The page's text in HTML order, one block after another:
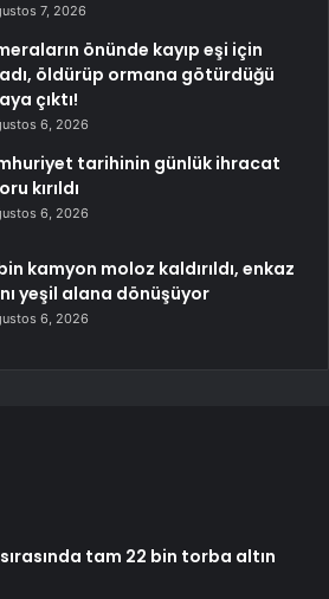
7, 2026
önünde kayıp eşi için
öldürüp ormana götürdüğü
çıktı!
6, 2026
tarihinin günlük ihracat
kırıldı
6, 2026
kamyon moloz kaldırıldı, enkaz
yeşil alana dönüşüyor
6, 2026
tam 22 bin torba altın